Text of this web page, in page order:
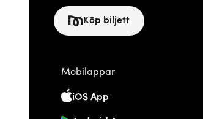
Köp biljett
Mobilappar
iOS App